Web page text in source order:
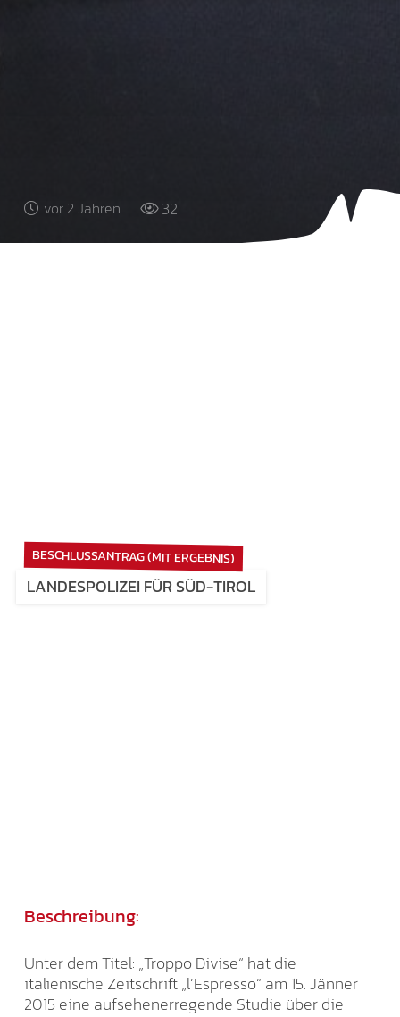
vor 2 Jahren 32
BESCHLUSSANTRAG (MIT ERGEBNIS)
LANDESPOLIZEI FÜR SÜD-TIROL
Beschreibung:
Unter dem Titel: „Troppo Divise“ hat die
italienische Zeitschrift „l’Espresso“ am 15. Jänner
2015 eine aufsehenerregende Studie über die